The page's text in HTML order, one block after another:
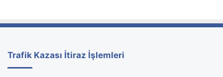
Trafik Kazası İtiraz İşlemleri